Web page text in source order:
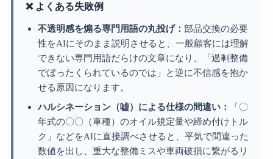
❌ よくある失敗例
不透明感を煽る専門用語の丸投げ： 部品交換の必要
性をAIにそのまま説明させると、一般顧客には理解
できない専門用語だらけの文章になり、「過剰整備
でぼったくられているのでは」と逆に不信感を抱か
せる原因になります。
ハルシネーション（嘘）による仕様の間違い：
「〇
年式の〇〇（車種）のオイル規定量や締め付けトル
ク」などをAIに直接調べさせると、平気で間違った
数値を出し、重大な整備ミスや車両破損に繋がるリ